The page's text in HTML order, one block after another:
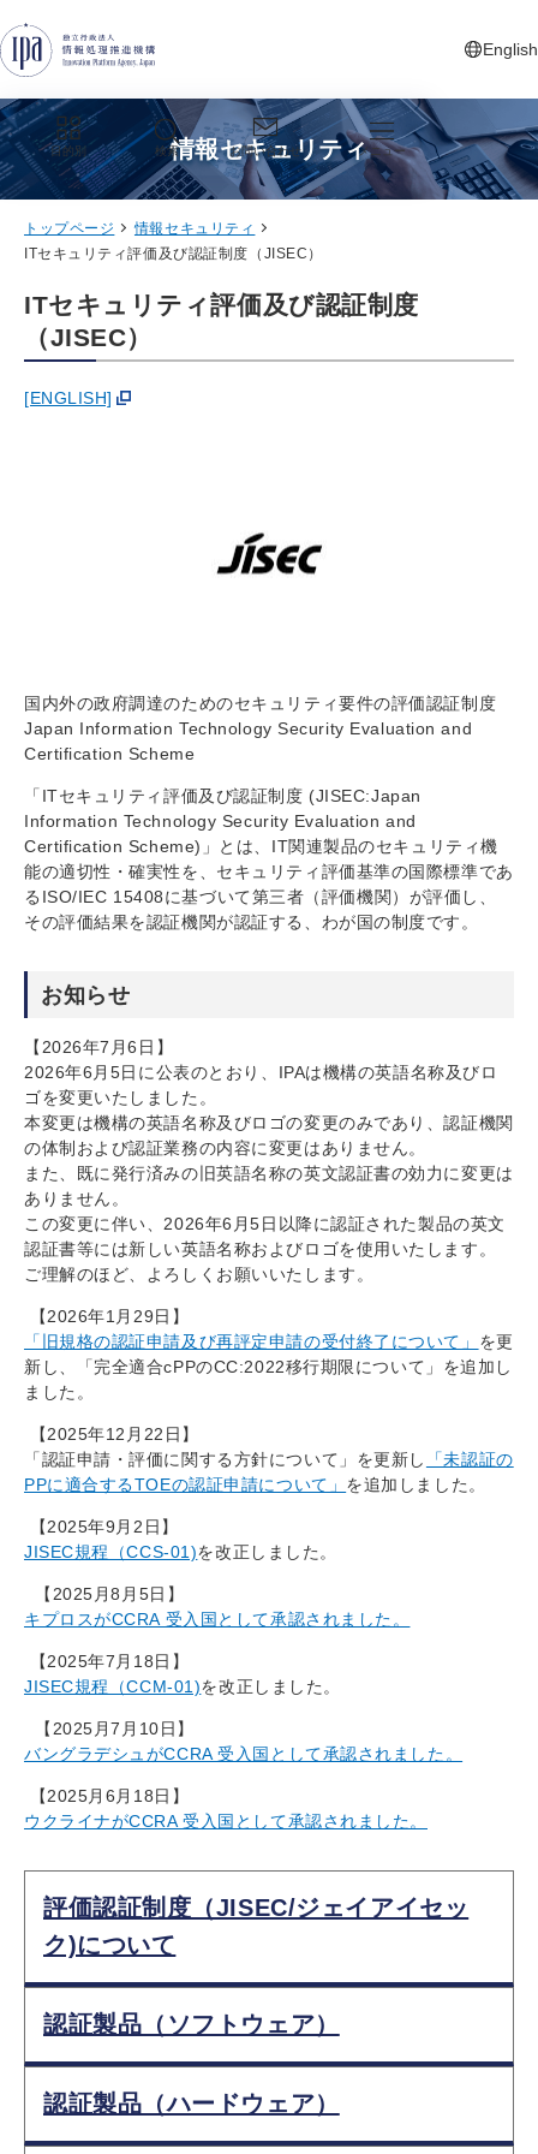
English
新しいタ
目的別 検索 お問い合わせ メニュー
情報セキュリティ
トップページ
情報セキュリティ
ITセキュリティ評価及び認証制度（JISEC）
ITセキュリティ評価及び認証制度
（JISEC）
[ENGLISH]
国内外の政府調達のためのセキュリティ要件の評価認証制度
Japan Information Technology Security Evaluation and
Certification Scheme
「ITセキュリティ評価及び認証制度 (JISEC:Japan
Information Technology Security Evaluation and
Certification Scheme)」とは、IT関連製品のセキュリティ機
能の適切性・確実性を、セキュリティ評価基準の国際標準であ
るISO/IEC 15408に基づいて第三者（評価機関）が評価し、
その評価結果を認証機関が認証する、わが国の制度です。
お知らせ
【2026年7月6日】
2026年6月5日に公表のとおり、IPAは機構の英語名称及びロ
ゴを変更いたしました。
本変更は機構の英語名称及びロゴの変更のみであり、認証機関
の体制および認証業務の内容に変更はありません。
また、既に発行済みの旧英語名称の英文認証書の効力に変更は
ありません。
この変更に伴い、2026年6月5日以降に認証された製品の英文
認証書等には新しい英語名称およびロゴを使用いたします。
ご理解のほど、よろしくお願いいたします。
【2026年1月29日】
「旧規格の認証申請及び再評定申請の受付終了について」 を更
新し、「完全適合cPPのCC:2022移行期限について」を追加し
ました。
【2025年12月22日】
「認証申請・評価に関する方針について」を更新し
「未認証の
PPに適合するTOEの認証申請について」 を追加しました。
【2025年9月2日】
JISEC規程（CCS-01)を改正しました。
【2025月8月5日】
キプロスがCCRA 受入国として承認されました。
【2025年7月18日】
JISEC規程（CCM-01)を改正しました。
【2025月7月10日】
バングラデシュがCCRA 受入国として承認されました。
【2025月6月18日】
ウクライナがCCRA 受入国として承認されました。
評価認証制度（JISEC/ジェイアイセッ
ク)について
認証製品（ソフトウェア）
認証製品（ハードウェア）